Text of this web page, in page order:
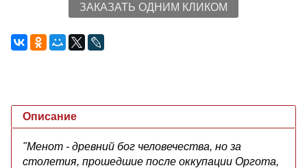
ЗАКАЗАТЬ ОДНИМ КЛИКОМ
Описание
"Менот - древний бог человечества, но за
столетия, прошедшие после оккупации Оргота,